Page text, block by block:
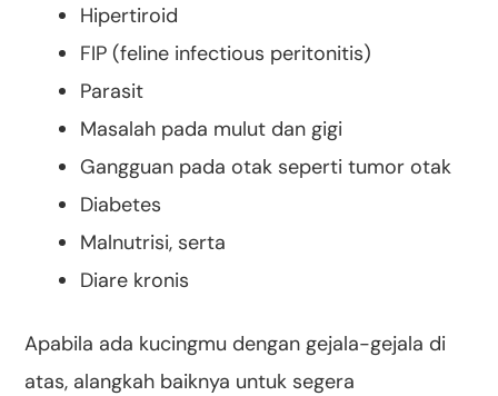
Hipertiroid
FIP (feline infectious peritonitis)
Parasit
Masalah pada mulut dan gigi
Gangguan pada otak seperti tumor otak
Diabetes
Malnutrisi, serta
Diare kronis
Apabila ada kucingmu dengan gejala-gejala di
atas, alangkah baiknya untuk segera